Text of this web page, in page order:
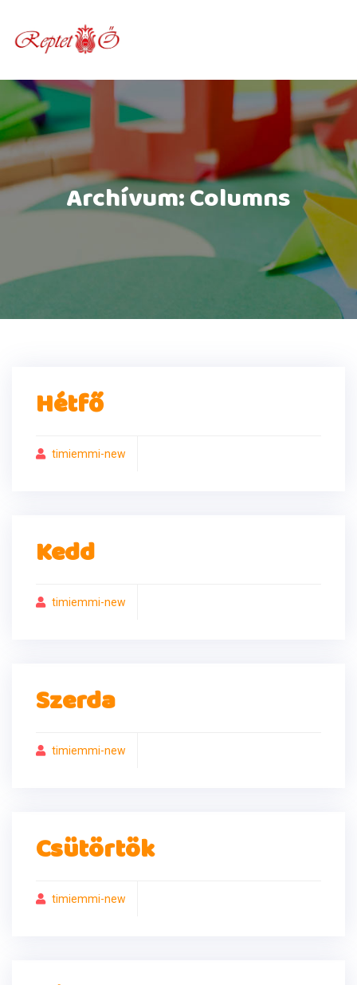
content
Archívum:Columns
Hétfő
timiemmi-new
Kedd
timiemmi-new
Szerda
timiemmi-new
Csütörtök
timiemmi-new